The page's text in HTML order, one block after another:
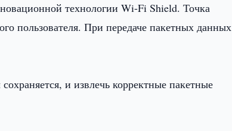
технологии Wi-Fi Shield. Точка
пользователя. При передаче пакетных данных
и извлечь корректные пакетные